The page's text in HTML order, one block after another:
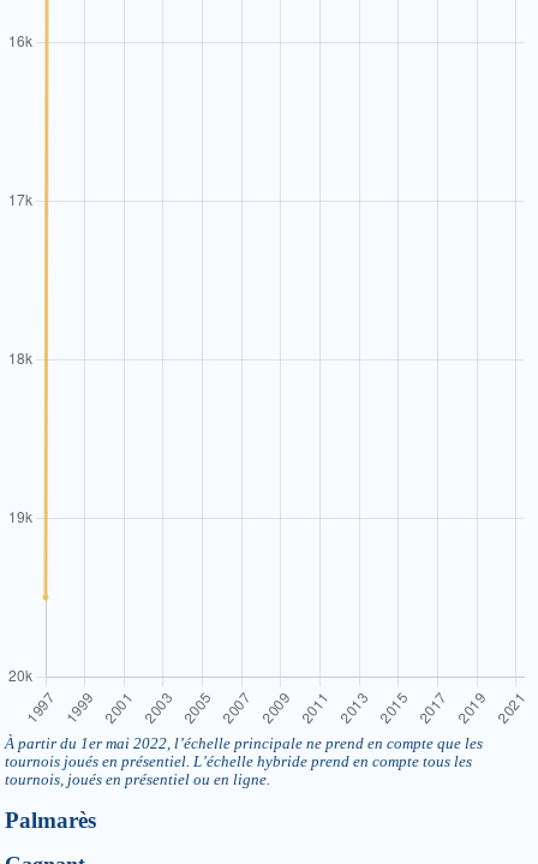
À partir du 1er mai 2022, l’échelle principale ne prend en compte que les
tournois joués en présentiel. L’échelle hybride prend en compte tous les
tournois, joués en présentiel ou en ligne.
Palmarès